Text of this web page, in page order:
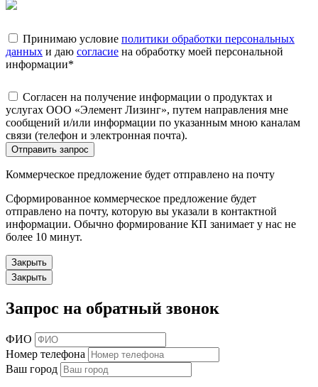
Принимаю условие политики обработки персональных
данных и даю согласие на обработку моей персональной
информации*
Согласен на получение информации о продуктах и
услугах ООО «Элемент Лизинг», путем направления мне
сообщений и/или информации по указанным мною каналам
связи (телефон и электронная почта).
Отправить запрос
Коммерческое предложение будет отправлено на почту
Сформированное коммерческое предложение будет
отправлено на почту, которую вы указали в контактной
информации. Обычно формирование КП занимает у нас не
более 10 минут.
Закрыть
Закрыть
Запрос на обратный звонок
ФИО
Номер телефона
Ваш город